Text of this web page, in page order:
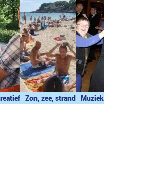
Zon, zee, strand Muziek